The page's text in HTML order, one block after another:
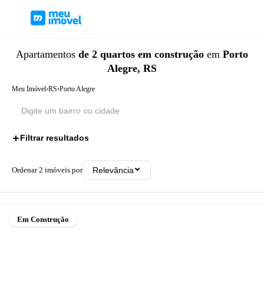
Apartamentos de 2 quartos em construção em Porto
Alegre, RS
Meu Imóvel›RS›Porto Alegre
Filtrar resultados
Ordenar2 imóveis por Relevância
Em Construção